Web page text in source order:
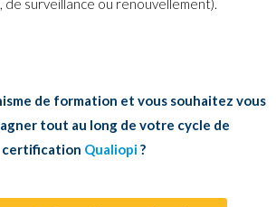
de surveillance ou renouvellement).
de formation et vous souhaitez vous
tout au long de votre cycle de
certification Qualiopi?